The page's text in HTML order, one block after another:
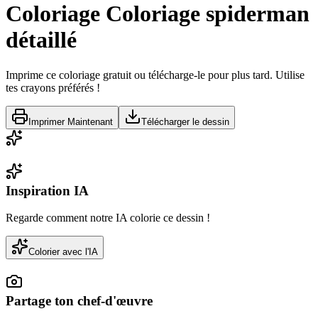
Coloriage Coloriage spiderman
détaillé
Imprime ce coloriage gratuit ou télécharge-le pour plus tard. Utilise
tes crayons préférés !
Imprimer Maintenant Télécharger le dessin
Inspiration IA
Regarde comment notre IA colorie ce dessin !
Colorier avec l'IA
Partage ton chef-d'œuvre